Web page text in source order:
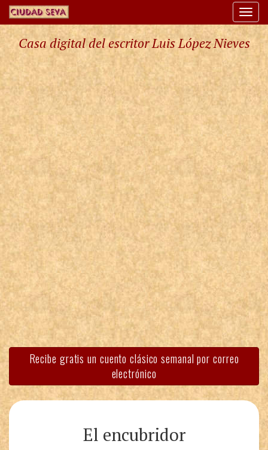
Casa digital del escritor Luis López Nieves
Recibe gratis un cuento clásico semanal por correo
electrónico
El encubridor